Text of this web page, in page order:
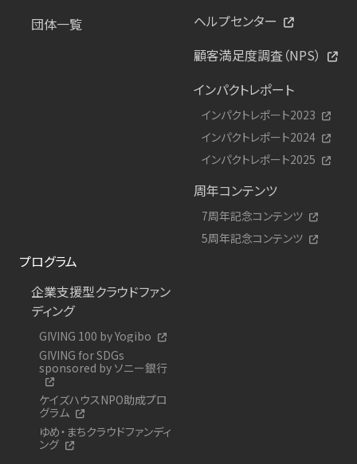
団体一覧
ヘルプセンター
顧客満足度調査（NPS）
インパクトレポート
インパクトレポート2023
インパクトレポート2024
インパクトレポート2025
周年コンテンツ
7周年記念コンテンツ
5周年記念コンテンツ
プログラム
企業支援型クラウドファン
ディング
GIVING 100 by Yogibo
GIVING for SDGs
sponsored by ソニー銀行
ケイズハウスNPO助成プロ
グラム
ゆめ・まちクラウドファンディ
ング